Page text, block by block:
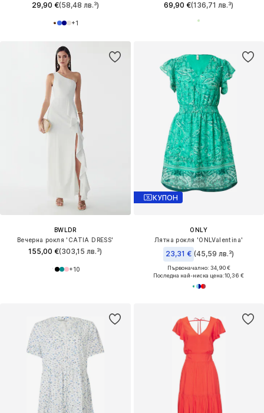
29,90 €(58,48 лв.³)
+1
69,90 €(136,71 лв.³)
BWLDR
Вечерна рокля 'CATIA DRESS'
155,00 €(303,15 лв.³)
+10
КУПОН
ONLY
Лятна рокля 'ONLValentina'
23,31 € (45,59 лв.³)
Първоначално: 34,90 €
Последна най-ниска цена:10,36 €